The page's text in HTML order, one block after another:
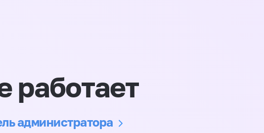
работает
администратора